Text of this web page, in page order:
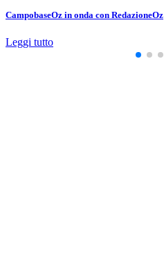
CampobaseOz in onda con RedazioneOz
Leggi tutto